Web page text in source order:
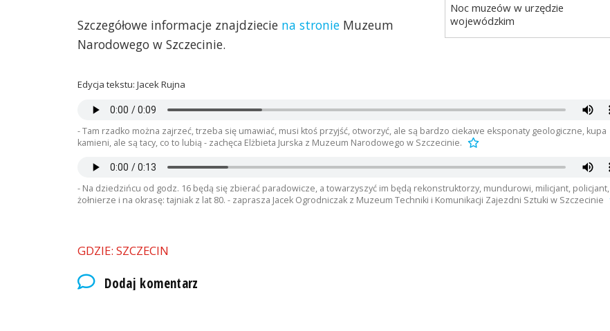
Noc muzeów w urzędzie
wojewódzkim
Szczegółowe informacje znajdziecie na stronie Muzeum
Narodowego w Szczecinie.
Edycja tekstu: Jacek Rujna
- Tam rzadko można zajrzeć, trzeba się umawiać, musi ktoś przyjść, otworzyć, ale są bardzo ciekawe eksponaty geologiczne, kupa
kamieni, ale są tacy, co to lubią - zachęca Elżbieta Jurska z Muzeum Narodowego w Szczecinie.
- Na dziedzińcu od godz. 16 będą się zbierać paradowicze, a towarzyszyć im będą rekonstruktorzy, mundurowi, milicjant, policjant,
żołnierze i na okrasę: tajniak z lat 80. - zaprasza Jacek Ogrodniczak z Muzeum Techniki i Komunikacji Zajezdni Sztuki w Szczecinie
GDZIE: SZCZECIN
Dodaj komentarz